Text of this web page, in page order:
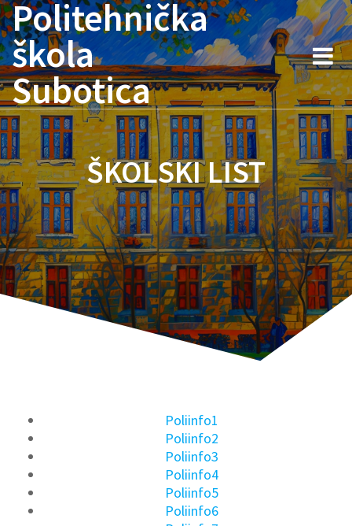
Skip
to
content
Politehnička
škola
Subotica
ŠKOLSKI LIST
Poliinfo1
Poliinfo2
Poliinfo3
Poliinfo4
Poliinfo5
Poliinfo6